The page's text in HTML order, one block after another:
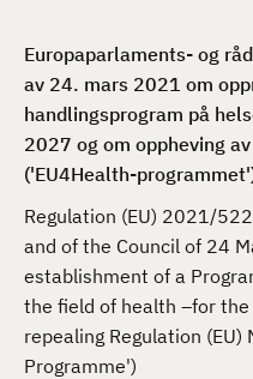
Europaparlaments- og
av 24. mars 2021 om
handlingsprogram på
2027 og om oppheving
('EU4Health-
Regulation (EU) 2021/
and of the Council of 24
establishment of a
the field of health –for
repealing Regulation
Programme')